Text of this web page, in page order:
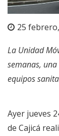
25
La Unidad
semanas,
equipos
Ayer jueves
de Cajicá